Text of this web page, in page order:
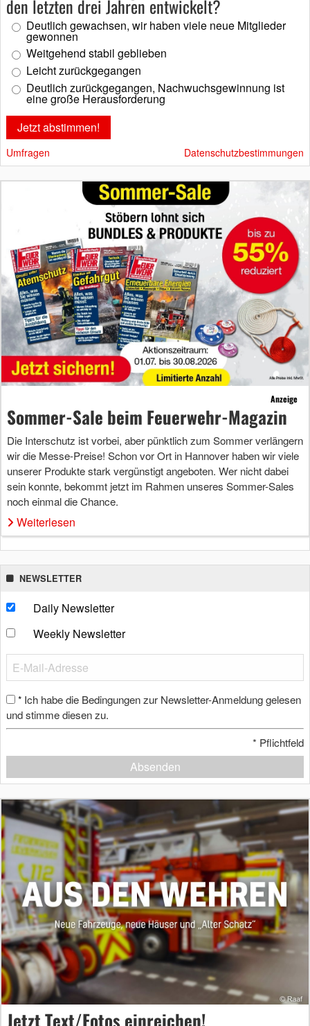
den letzten drei Jahren entwickelt?
Deutlich gewachsen, wir haben viele neue Mitglieder
gewonnen
Weitgehend stabil geblieben
Leicht zurückgegangen
Deutlich zurückgegangen, Nachwuchsgewinnung ist
eine große Herausforderung
Umfragen Datenschutzbestimmungen
Anzeige
Sommer-Sale beim Feuerwehr-Magazin
Die Interschutz ist vorbei, aber pünktlich zum Sommer verlängern
wir die Messe-Preise! Schon vor Ort in Hannover haben wir viele
unserer Produkte stark vergünstigt angeboten. Wer nicht dabei
sein konnte, bekommt jetzt im Rahmen unseres Sommer-Sales
noch einmal die Chance.
Weiterlesen
NEWSLETTER
Daily Newsletter
Weekly Newsletter
* Ich habe die Bedingungen zur Newsletter-Anmeldung gelesen
und stimme diesen zu.
* Pflichtfeld
Absenden
Jetzt Text/Fotos einreichen!